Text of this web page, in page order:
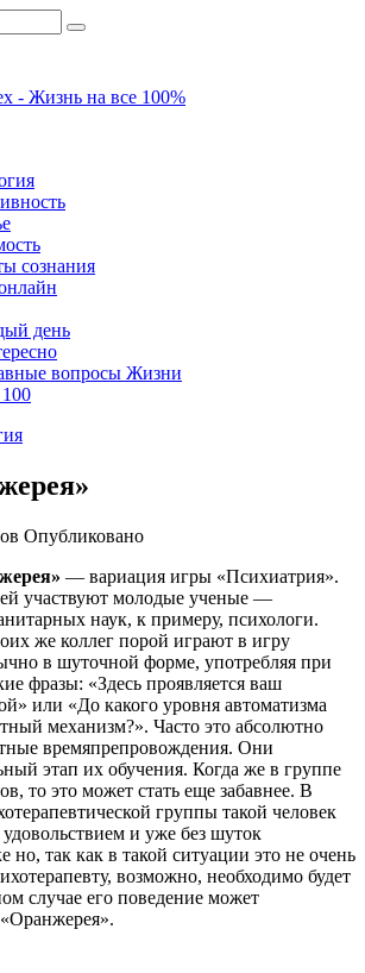
- Жизнь на все 100%
сознания
день
вопросы Жизни
Опубликовано
— вариация игры «Психиатрия».
участвуют молодые ученые —
наук, к примеру, психологи.
же коллег порой играют в игру
в шуточной форме, употребляя при
фразы: «Здесь проявляется ваш
или «До какого уровня автоматизма
механизм?». Часто это абсолютно
времяпрепровождения. Они
этап их обучения. Когда же в группе
то это может стать еще забавнее. В
группы такой человек
и уже без шуток
но, так как в такой ситуации это не очень
возможно, необходимо будет
случае его поведение может